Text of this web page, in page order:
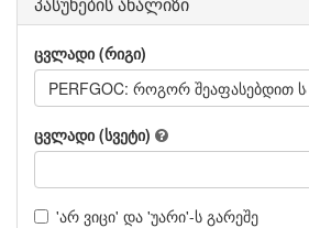
ცვლადი (რიგი)
PERFGOC: როგორ შეაფასებდით
ცვლადი (სვეტი)
'არ ვიცი' და 'უარი'-ს გარეშე